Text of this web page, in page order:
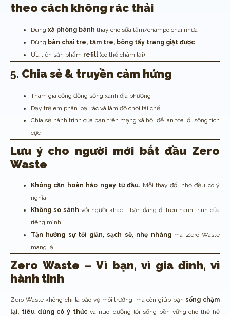
theo cách không rác thải
Dùng xà phòng bánh thay cho sữa tắm/champô chai nhựa
Dùng bàn chải tre, tăm tre, bông tẩy trang giặt được
Ưu tiên sản phẩm refill (có thể châm lại)
5. Chia sẻ & truyền cảm hứng
Tham gia cộng đồng sống xanh địa phương
Dạy trẻ em phân loại rác và làm đồ chơi tái chế
Chia sẻ hành trình của bạn trên mạng xã hội để lan tỏa lối sống tích
cực
Lưu ý cho người mới bắt đầu Zero
Waste
Không cần hoàn hảo ngay từ đầu. Mỗi thay đổi nhỏ đều có ý
nghĩa.
Không so sánh với người khác – bạn đang đi trên hành trình của
riêng mình.
Tận hưởng sự tối giản, sạch sẽ, nhẹ nhàngmà Zero Waste
mang lại.
Zero Waste – Vì bạn, vì gia đình, vì
hành tinh
Zero Waste không chỉ là bảo vệ môi trường, mà còn giúp bạnsống chậm
lại, tiêu dùng có ý thức và nuôi dưỡng lối sống bền vững cho thế hệ